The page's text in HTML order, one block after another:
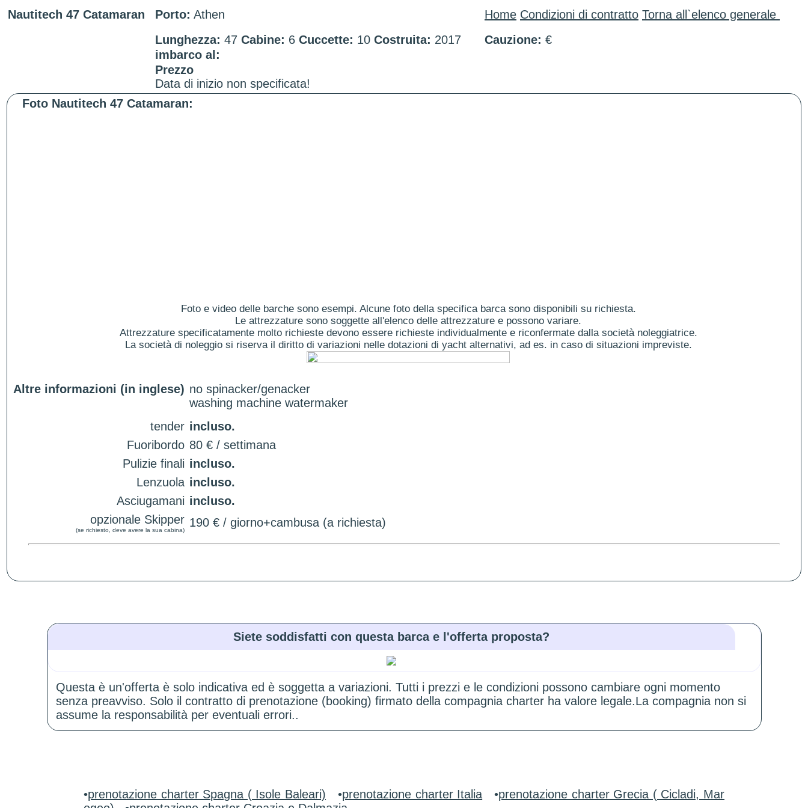
Nautitech 47 Catamaran Porto: Athen Home Condizioni di contratto Torna all`elenco generale
Lunghezza: 47 Cabine: 6 Cuccette: 10 Costruita: 2017 Cauzione: €
imbarco al:
Prezzo
Data di inizio non specificata!
Foto Nautitech 47 Catamaran:
Foto e video delle barche sono esempi. Alcune foto della specifica barca sono disponibili su richiesta.
Le attrezzature sono soggette all'elenco delle attrezzature e possono variare.
Attrezzature specificatamente molto richieste devono essere richieste individualmente e riconfermate dalla società noleggiatrice.
La società di noleggio si riserva il diritto di variazioni nelle dotazioni di yacht alternativi, ad es. in caso di situazioni impreviste.
Altre informazioni (in inglese) no spinacker/genacker
washing machine watermaker
tender incluso.
Fuoribordo 80 € / settimana
Pulizie finali incluso.
Lenzuola incluso.
Asciugamani incluso.
opzionale Skipper
(se richiesto, deve avere la sua cabina)
190 € / giorno+cambusa (a richiesta)
Siete soddisfatti con questa barca e l'offerta proposta?
Questa è un'offerta è solo indicativa ed è soggetta a variazioni. Tutti i prezzi e le condizioni possono cambiare ogni momento
senza preavviso. Solo il contratto di prenotazione (booking) firmato della compagnia charter ha valore legale.La compagnia non si
assume la responsabilità per eventuali errori..
•prenotazione charter Spagna ( Isole Baleari) •prenotazione charter Italia •prenotazione charter Grecia ( Cicladi, Mar